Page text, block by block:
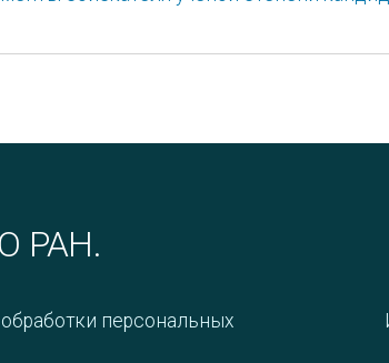
РАН.
персональных